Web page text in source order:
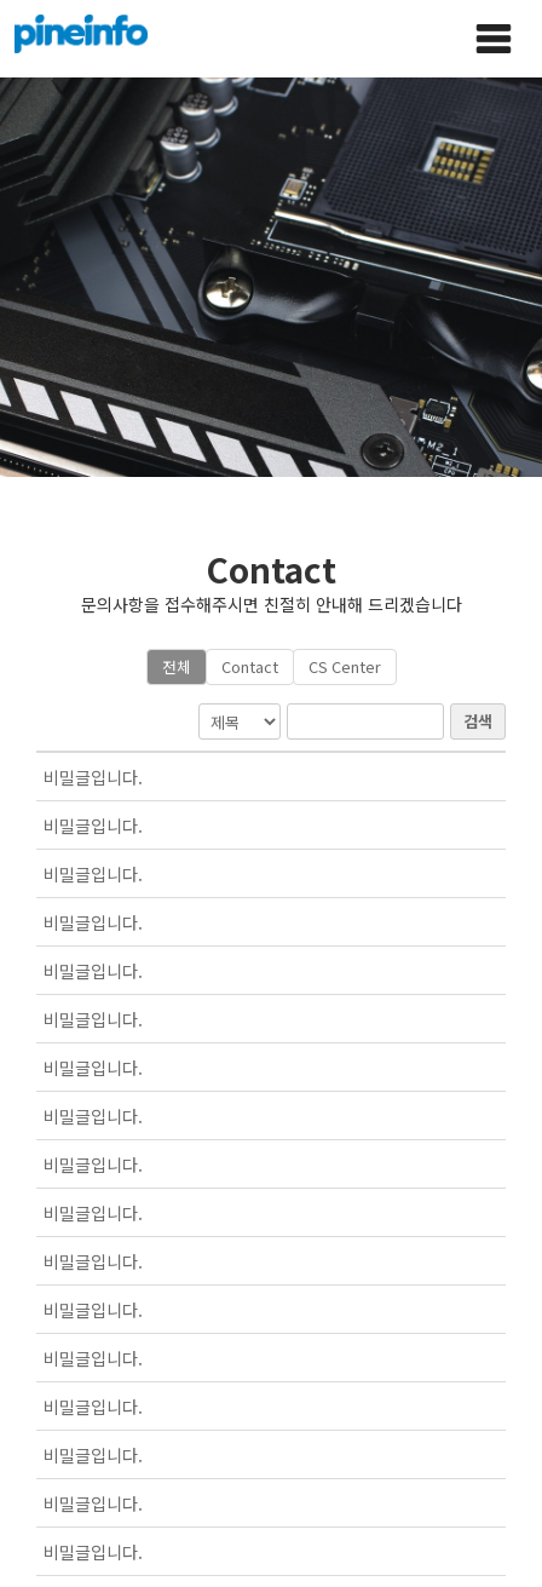
콘텐츠로
건너뛰기
Main
Menu
Contact
문의사항을 접수해주시면 친절히 안내해 드리겠습니다
전체 Contact CS Center
검색
비밀글입니다.
비밀글입니다.
비밀글입니다.
비밀글입니다.
비밀글입니다.
비밀글입니다.
비밀글입니다.
비밀글입니다.
비밀글입니다.
비밀글입니다.
비밀글입니다.
비밀글입니다.
비밀글입니다.
비밀글입니다.
비밀글입니다.
비밀글입니다.
비밀글입니다.
파인인포 홈으로 이동